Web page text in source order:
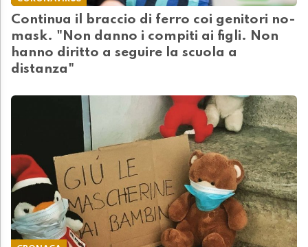
Continua il braccio di ferro coi genitori no-
mask. "Non danno i compiti ai figli. Non
hanno diritto a seguire la scuola a
distanza"